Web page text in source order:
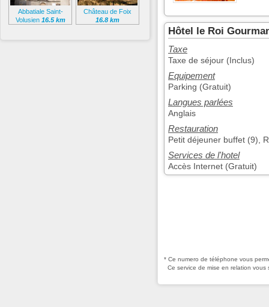
Hôtel le Roi
Taxe
Taxe de séjour (Inclus)
Equipement
Parking (Gratuit)
Langues parlées
Anglais
Restauration
Petit déjeuner buffet (9),
Services de l'hotel
Accès Internet (Gratuit)
* Ce numero de téléphone vous
Ce service de mise en relation
Abbatiale Saint-
Volusien 16.5 km
Château de Foix
16.8 km